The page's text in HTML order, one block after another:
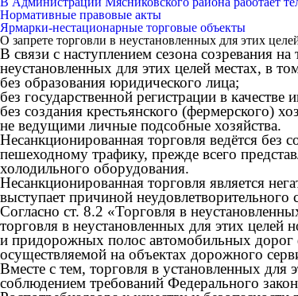
Нормативные правовые акты
Ярмарки-нестационарные торговые объекты
О запрете торговли в неустановленных для этих
В связи с наступлением сезона созревания
неустановленных для этих целей местах,
без образования юридического лица;
без государственной регистрации в
без создания крестьянского
не ведущими личные подсобные хозяйства.
Несанкционированная торговля ведётся
пешеходному трафику, прежде всего
холодильного оборудования.
Несанкционированная торговля является
выступает причиной
Согласно ст. 8.2 «Торговля в
торговля в неустановленных для этих целей
и придорожных полос автомобильных дорог
осуществляемой на объектах дорожного
Вместе с тем, торговля в установленных
соблюдением требований Федерального